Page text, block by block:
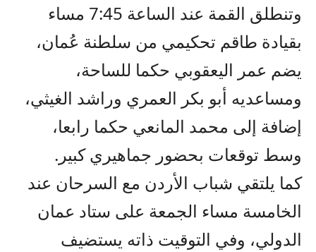
وتنطلق القمة عند الساعة 7:45 مساء
بقيادة طاقم تحكيمي من سلطنة عُمان،
يضم عمر اليعقوبي حكما للساحة،
ومساعديه أبو بكر العمري وراشد الغيثي،
إضافة إلى محمد المانعي حكما رابعا،
وسط توقعات بحضور جماهيري كبير.
كما يلتقي شباب الأردن مع السرحان عند
الخامسة مساء الجمعة على ستاد عمان
الدولي، وفي التوقيت ذاته يستضيف